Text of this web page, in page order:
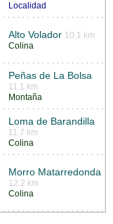
Localidad
Alto Volador 10.1 km
Colina
Peñas de La Bolsa
11.1 km
Montaña
Loma de Barandilla
11.7 km
Colina
Morro Matarredonda
12.2 km
Colina